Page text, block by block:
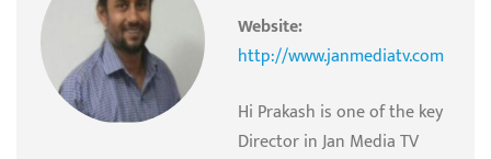
Website:
http://www.janmediatv.com
Hi Prakash is one of the key
Director in Jan Media TV